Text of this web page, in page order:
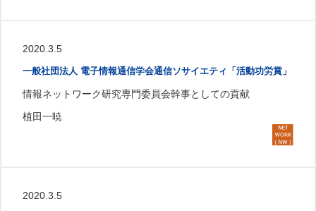
2020.3.5
一般社団法人 電子情報通信学会通信ソサイエティ「活動功労賞」
情報ネットワーク研究専門委員会幹事としての貢献
植田一暁
2020.3.5